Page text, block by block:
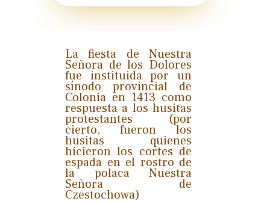
La fiesta de Nuestra
Señora de los Dolores
fue instituida por un
sínodo provincial de
Colonia en 1413 como
respuesta a los husitas
protestantes (por
cierto, fueron los
husitas quienes
hicieron los cortes de
espada en el rostro de
la polaca Nuestra
Señora de
Czestochowa)